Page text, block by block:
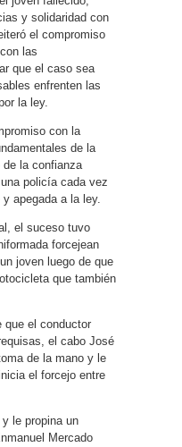
y solidaridad con
el compromiso
las
que el caso sea
enfrenten las
la ley.
con la
de la
la confianza
policía cada vez
apegada a la ley.
el suceso tuvo
forcejean
joven luego de que
que también
que el conductor
el cabo José
de la mano y le
el forcejo entre
le propina un
Mercado